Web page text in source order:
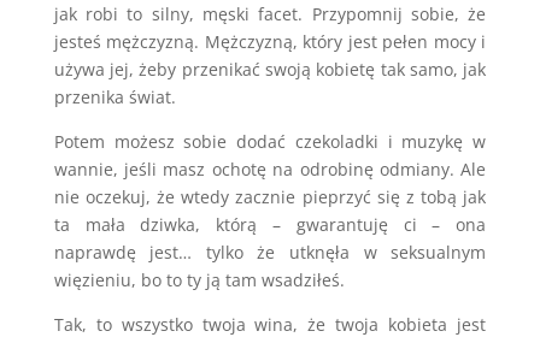
jak robi to silny, męski facet. Przypomnij sobie, że
jesteś mężczyzną. Mężczyzną, który jest pełen mocy i
używa jej, żeby przenikać swoją kobietę tak samo, jak
przenika świat.
Potem możesz sobie dodać czekoladki i muzykę w
wannie, jeśli masz ochotę na odrobinę odmiany. Ale
nie oczekuj, że wtedy zacznie pieprzyć się z tobą jak
ta mała dziwka, którą – gwarantuję ci – ona
naprawdę jest… tylko że utknęła w seksualnym
więzieniu, bo to ty ją tam wsadziłeś.
Tak, to wszystko twoja wina, że twoja kobieta jest